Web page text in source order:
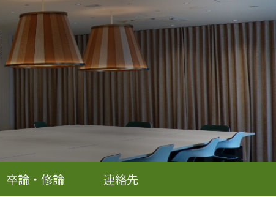
卒論・修論 連絡先